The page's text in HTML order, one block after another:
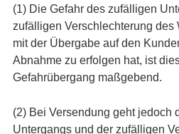
(1) Die Gefahr des zufälligen
zufälligen Verschlechterung des
mit der Übergabe auf den
Abnahme zu erfolgen hat, ist
Gefahrübergang maßgebend.
(2) Bei Versendung geht jedoch
Untergangs und der zufälligen